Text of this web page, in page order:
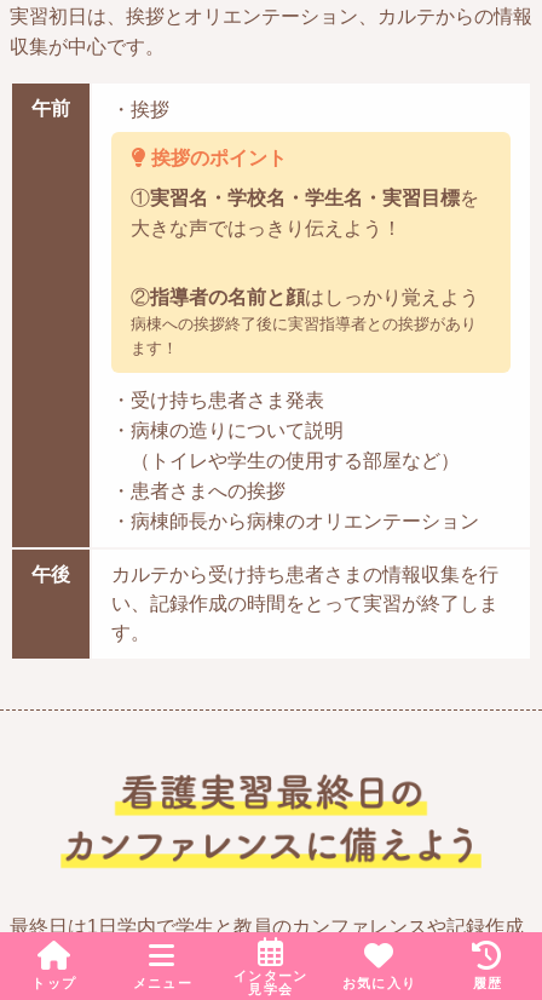
トップ メニュー
インターン
見学会
お気に入り 履歴
実習初日は、挨拶とオリエンテーション、カルテからの情報
収集が中心です。
午前 ・挨拶
挨拶のポイント
①実習名・学校名・学生名・実習目標を
大きな声ではっきり伝えよう！
②指導者の名前と顔はしっかり覚えよう
病棟への挨拶終了後に実習指導者との挨拶があり
ます！
・受け持ち患者さま発表
・病棟の造りについて説明
（トイレや学生の使用する部屋など）
・患者さまへの挨拶
・病棟師長から病棟のオリエンテーション
午後
カルテから受け持ち患者さまの情報収集を行
い、記録作成の時間をとって実習が終了しま
す。
最終日は1日学内で学生と教員のカンファレンスや記録作成
を行うことが多いです。